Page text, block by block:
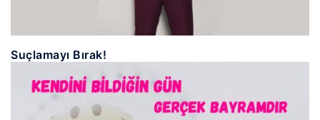
Suçlamayı Bırak!